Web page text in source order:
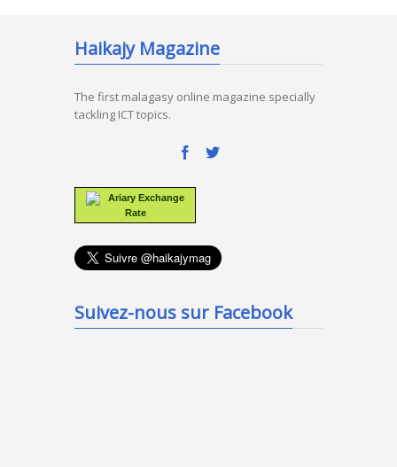
Haikajy Magazine
The first malagasy online magazine specially
tackling ICT topics.
Ariary Exchange
Rate
Suivez-nous sur Facebook